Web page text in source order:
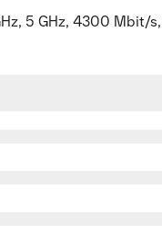
5 GHz, 4300 Mbit/